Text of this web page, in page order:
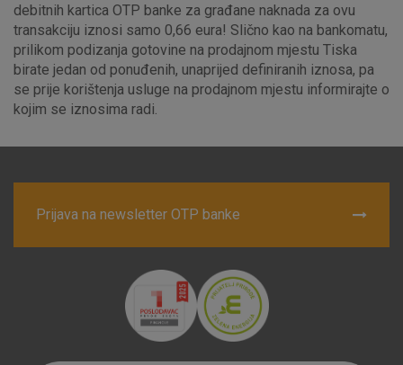
debitnih kartica OTP banke za građane naknada za ovu
transakciju iznosi samo 0,66 eura! Slično kao na bankomatu,
prilikom podizanja gotovine na prodajnom mjestu Tiska
birate jedan od ponuđenih, unaprijed definiranih iznosa, pa
se prije korištenja usluge na prodajnom mjestu informirajte o
kojim se iznosima radi.
Prijava na newsletter OTP banke
o njima, ali u tom slučaju neki dijelovi stranice neće raditi. Ti
kolačići ne pohranjuju nikakve informacije koje bi vas mogle
identificirati.
Detaljnije informacije o kolačićima